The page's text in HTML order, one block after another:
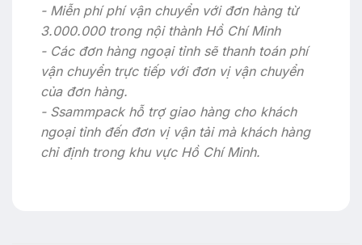
- Miễn phí phí vận chuyển với đơn hàng từ
3.000.000 trong nội thành Hồ Chí Minh
- Các đơn hàng ngoại tỉnh sẽ thanh toán phí
vận chuyển trực tiếp với đơn vị vận chuyển
của đơn hàng.
- Ssammpack hỗ trợ giao hàng cho khách
ngoại tỉnh đến đơn vị vận tải mà khách hàng
chỉ định trong khu vực Hồ Chí Minh.